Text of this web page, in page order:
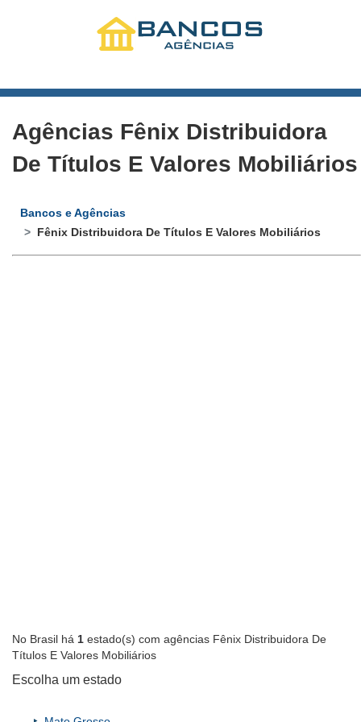
Agências Fênix Distribuidora
De Títulos E Valores Mobiliários
Bancos e Agências
Fênix Distribuidora De Títulos E Valores Mobiliários
No Brasil há 1 estado(s) com agências Fênix Distribuidora De
Títulos E Valores Mobiliários
Escolha um estado